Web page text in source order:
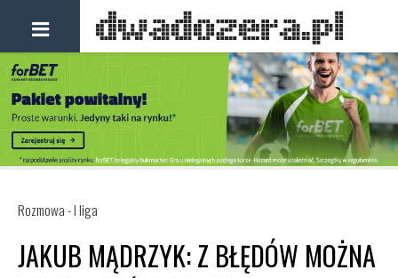
Rozmowa - I liga
JAKUB MĄDRZYK: Z BŁĘDÓW MOŻNA